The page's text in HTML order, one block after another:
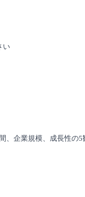
い
企業規模、成長性の5